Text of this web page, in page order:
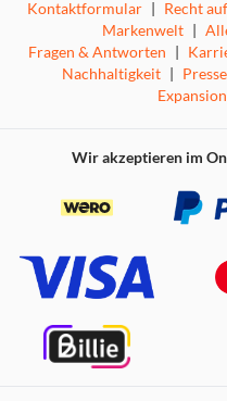
Herausragende Leistung
Netzwerk-Stereo-
Erlebe Hi-Res-
8K-fähig
Videoqualität.
Kontaktformular | Recht
Markenwelt |
Fragen & Antworten |
Nachhaltigkeit | Presse
Expansion
Wir akzeptieren im